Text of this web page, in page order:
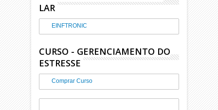
LAR
EINFTRONIC
CURSO - GERENCIAMENTO DO
ESTRESSE
Comprar Curso